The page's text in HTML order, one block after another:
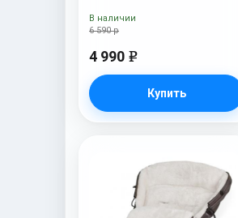
6 590 р
4 990 e
Купить
В наличии